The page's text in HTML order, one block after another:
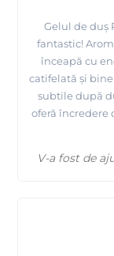
Gelul de duș
fantastic!
înceapă cu
catifelată și
subtile după
oferă încredere
V-a fost de